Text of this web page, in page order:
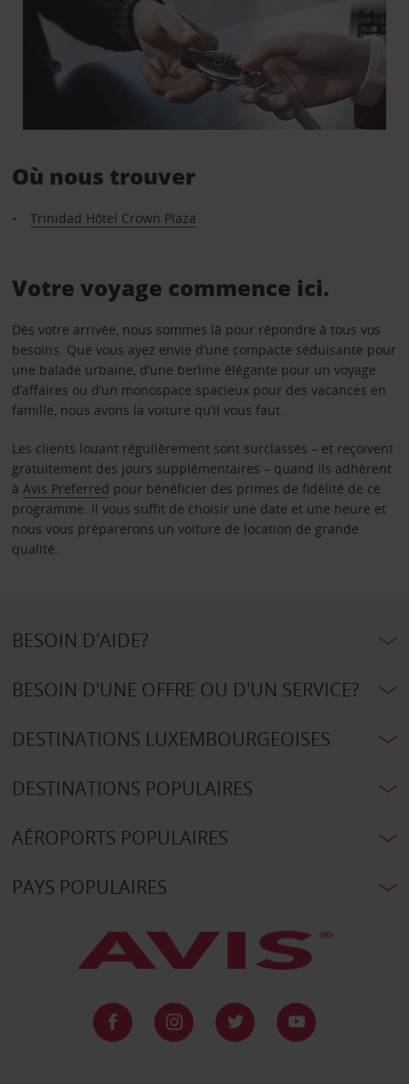
Où nous trouver
Trinidad Hôtel Crown Plaza
Votre voyage commence ici.
Dès votre arrivée, nous sommes là pour répondre à tous vos
besoins. Que vous ayez envie d’une compacte séduisante pour
une balade urbaine, d’une berline élégante pour un voyage
d’affaires ou d’un monospace spacieux pour des vacances en
famille, nous avons la voiture qu’il vous faut.
Les clients louant régulièrement sont surclassés – et reçoivent
gratuitement des jours supplémentaires – quand ils adhèrent
à Avis Preferred pour bénéficier des primes de fidélité de ce
programme. Il vous suffit de choisir une date et une heure et
nous vous préparerons un voiture de location de grande
qualité.
BESOIN D'AIDE?
BESOIN D'UNE OFFRE OU D'UN SERVICE?
DESTINATIONS LUXEMBOURGEOISES
DESTINATIONS POPULAIRES
AÉROPORTS POPULAIRES
PAYS POPULAIRES